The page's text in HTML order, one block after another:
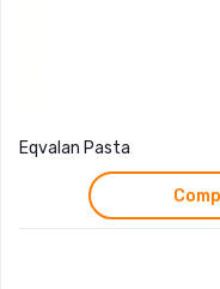
Eqvalan Pasta